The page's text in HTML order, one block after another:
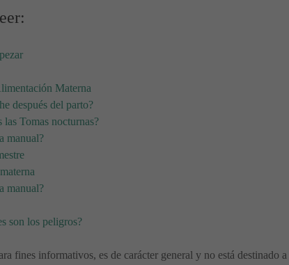
Materna
después del parto?
Tomas nocturnas?
manual?
manual?
son los peligros?
fines informativos, es de carácter general y no está destinado